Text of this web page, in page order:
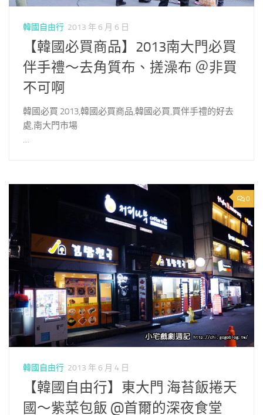
韓國自由行 2013 年 6 月 6 日
【韓國必買商品】2013南大門必買
伴手禮～去角質布、搓澡布 ＠非買
不可啊
韓國必買 2013,韓國必買商品,韓國必買,買伴手禮的好去
處,南大門市場
…
0
韓國自由行 2013 年 6 月 4 日
【韓國自由行】東大門 海苔飯捲天
國～紫菜包飯 @首爾的深夜食堂